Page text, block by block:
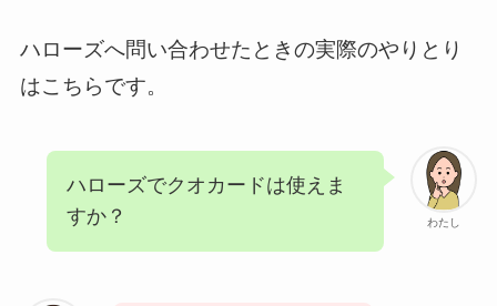
ハローズへ問い合わせたときの実際のやりとり
はこちらです。
わたし
ハローズでクオカードは使えま
すか？